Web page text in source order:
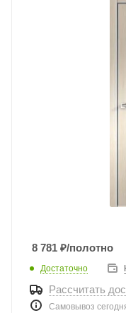
8 781 ₽/полотно
Достаточно
Рассчитать
Самовывоз